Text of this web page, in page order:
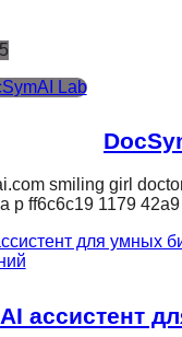
AI ассистент